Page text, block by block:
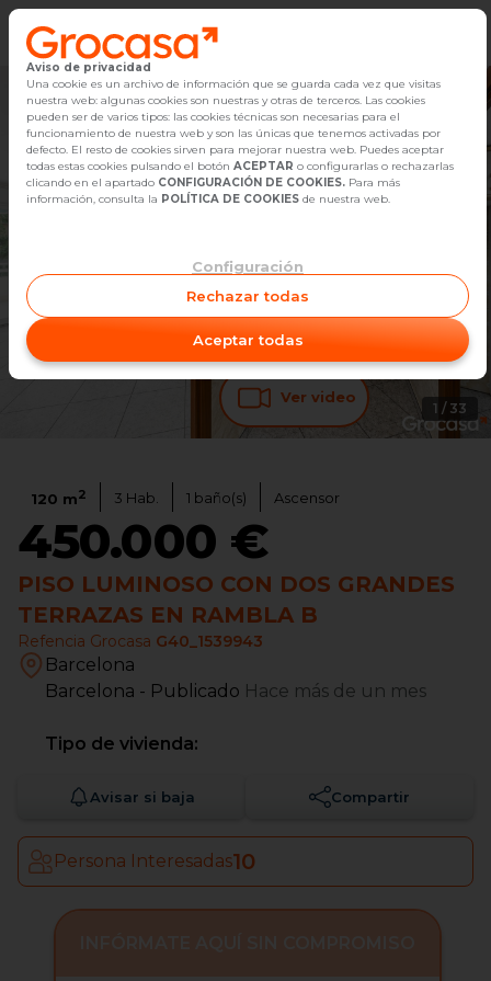
Vender
Buscar Inmuebles
Alquiler
Empleo
Oficinas
Contacto
Ver video
1 / 33
120 m2 3 Hab. 1 baño(s) Ascensor
450.000 €
PISO LUMINOSO CON DOS GRANDES
TERRAZAS EN RAMBLA B
Refencia Grocasa G40_1539943
Barcelona
Barcelona - Publicado Hace más de un mes
Tipo de vivienda:
Avisar si baja Compartir
Persona Interesadas10
Aviso de privacidad
Una cookie es un archivo de información que se guarda cada vez que visitas
nuestra web: algunas cookies son nuestras y otras de terceros. Las cookies
pueden ser de varios tipos: las cookies técnicas son necesarias para el
funcionamiento de nuestra web y son las únicas que tenemos activadas por
defecto. El resto de cookies sirven para mejorar nuestra web. Puedes aceptar
todas estas cookies pulsando el botón ACEPTAR o configurarlas o rechazarlas
clicando en el apartado CONFIGURACIÓN DE COOKIES. Para más
información, consulta la POLÍTICA DE COOKIES de nuestra web.
Configuración
Rechazar todas
Aceptar todas